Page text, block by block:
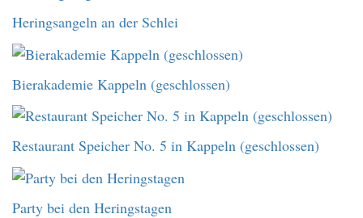
Heringsangeln an der Schlei
Bierakademie Kappeln (geschlossen)
Restaurant Speicher No. 5 in Kappeln (geschlossen)
Party bei den Heringstagen